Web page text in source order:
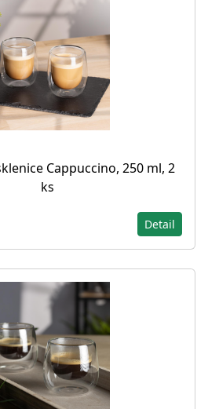
Cappuccino, 250 ml, 2
ks
Detail